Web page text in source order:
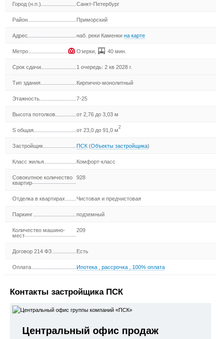
Город (н.п.) Санкт-Петербург
Район Приморский
Адрес наб. реки Каменкина карте
Метро Озерки 40 мин.
Срок сдачи 1 очередь: 2 кв 2028 г.
Тип здания Кирпично-монолитный
Этажность 7-25
Высота потолков от 2,76 до 3,03 м
S общая от 23,0 до 91,0 м2
Застройщик ПСК (Объекты застройщика)
Класс жилья Комфорт-класс
Совокупное количество
квартир
928
Отделка в квартирах Чистовая и предчистовая
Паркинг подземный
Количество машино-
мест
209
Договор 214 ФЗ Есть
Оплата Ипотека ,рассрочка 100% оплата
Контакты застройщика ПСК
Центральный офис продаж